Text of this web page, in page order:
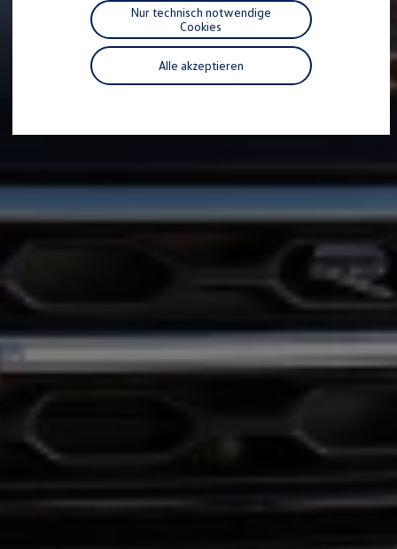
Individualisieren
Wallbox und Ladekabel
Digitale Extras
Dienste für Ihr Modell finden
Volkswagen Apps, Login und Shop
Handy und Fahrzeug verbinden
Vorgängermodelle
Warn- und Kontrollleuchten
Digitale Betriebsanleitung
Volkswagen R
Pannen- und Unfallhilfe
Volkswagen Kundenbetreuung
Alle akzeptieren
Nur technisch notwendige
Cookies